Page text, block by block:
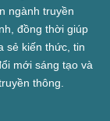
ngành truyền
đồng thời giúp
sẻ kiến thức, tin
mới sáng tạo và
thông.